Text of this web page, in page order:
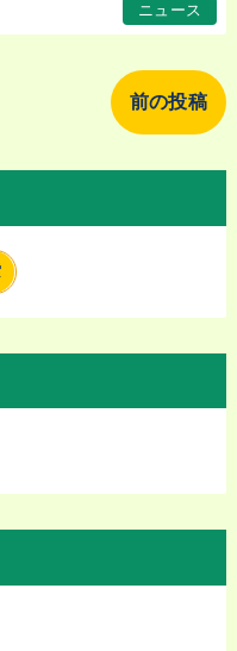
ニュース
前の投稿